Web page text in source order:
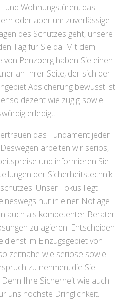
und Wohnungstüren, das
oder aber um zuverlässige
des Schutzes geht, unsere
Tag für Sie da. Mit dem
Penzberg haben Sie einen
an Ihrer Seite, der sich der
Absicherung bewusst ist
dezent wie zügig sowie
erledigt.
das Fundament jeder
arbeiten wir seriös,
und informieren Sie
der Sicherheitstechnik
Unser Fokus liegt
nur in einer Notlage
auch als kompetenter Berater
zu agieren. Entscheiden
im Einzugsgebiet von
zeitnahe wie seriöse sowie
zu nehmen, die Sie
Ihre Sicherheit wie auch
uns höchste Dringlichkeit.